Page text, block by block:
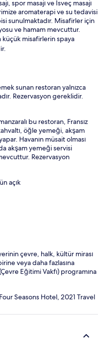
spor masajı ve İsveç masajı
aromaterapi ve su tedavisi
sunulmaktadır. Misafirler için
ve hamam mevcuttur.
küçük misafirlerin spaya
sunan restoran yalnızca
Rezervasyon gereklidir.
bu restoran, Fransız
öğle yemeği, akşam
Havanın müsait olması
akşam yemeği servisi
Rezervasyon
açık
çevre, halk, kültür mirası
veya daha fazlasına
Eğitimi Vakfı) programına
Seasons Hotel, 2021 Travel